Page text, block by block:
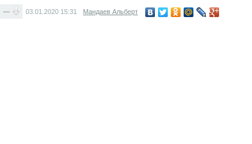
— 03.01.2020 15:31 Мандаев Альберт